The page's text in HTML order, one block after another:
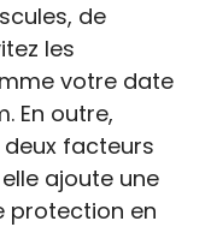
de
les
votre date
En outre,
facteurs
ajoute une
protection en